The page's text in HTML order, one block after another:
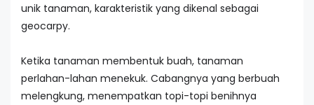
unik tanaman, karakteristik yang dikenal sebagai
geocarpy.
Ketika tanaman membentuk buah, tanaman
perlahan-lahan menekuk. Cabangnya yang berbuah
melengkung, menempatkan topi-topi benihnya